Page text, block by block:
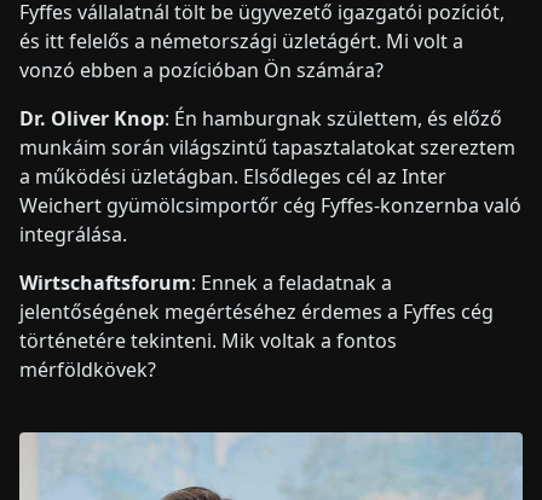
Fyffes vállalatnál tölt be ügyvezető igazgatói pozíciót,
és itt felelős a németországi üzletágért. Mi volt a
vonzó ebben a pozícióban Ön számára?
Dr. Oliver Knop: Én hamburgnak születtem, és előző
munkáim során világszintű tapasztalatokat szereztem
a működési üzletágban. Elsődleges cél az Inter
Weichert gyümölcsimportőr cég Fyffes-konzernba való
integrálása.
Wirtschaftsforum: Ennek a feladatnak a
jelentőségének megértéséhez érdemes a Fyffes cég
történetére tekinteni. Mik voltak a fontos
mérföldkövek?